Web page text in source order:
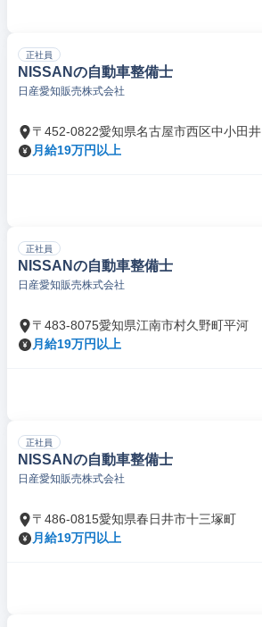
正社員
NISSANの自動車整備士
日産愛知販売株式会社
〒452-0822愛知県名古屋市西区中小田井
月給19万円以上
正社員
NISSANの自動車整備士
日産愛知販売株式会社
〒483-8075愛知県江南市村久野町平河
月給19万円以上
正社員
NISSANの自動車整備士
日産愛知販売株式会社
〒486-0815愛知県春日井市十三塚町
月給19万円以上